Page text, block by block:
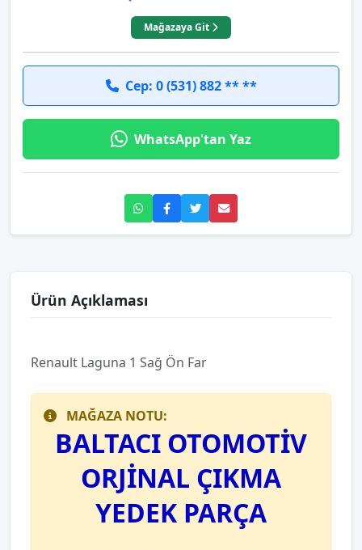
Mağazaya Git
Cep: 0 (531) 882 ** **
WhatsApp'tan Yaz
Ürün Açıklaması
Renault Laguna 1 Sağ Ön Far
MAĞAZA NOTU:
BALTACI OTOMOTİV
ORJİNAL ÇIKMA
YEDEK PARÇA